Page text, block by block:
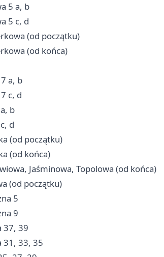
5 a, b
5 c, d
(od początku)
(od końca)
a, b
c, d
b
d
(od początku)
(od końca)
Jaśminowa, Topolowa (od końca)
(od początku)
5
9
39
33, 35